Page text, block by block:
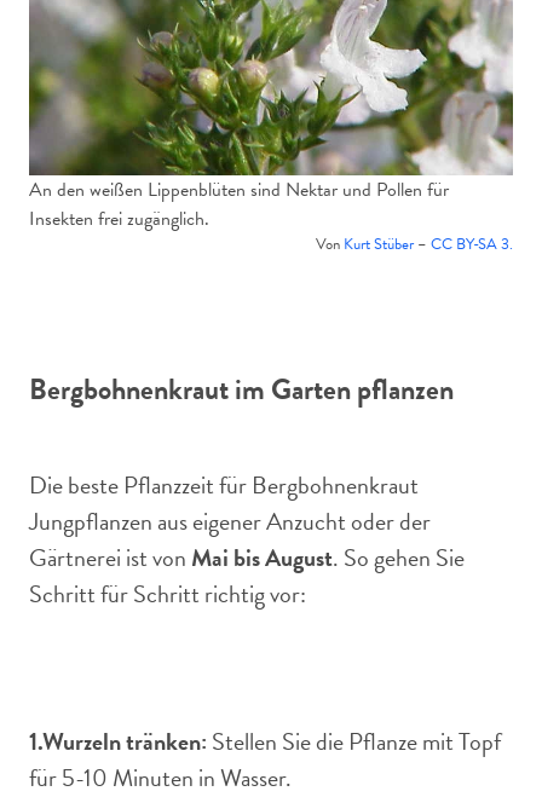
An den weißen Lippenblüten sind Nektar und Pollen für
Insekten frei zugänglich.
Von Kurt Stüber– CC BY-SA 3.
Bergbohnenkraut im Garten pflanzen
Die beste Pflanzzeit für Bergbohnenkraut
Jungpflanzen aus eigener Anzucht oder der
Gärtnerei ist von Mai bis August. So gehen Sie
Schritt für Schritt richtig vor:
1.Wurzeln tränken: Stellen Sie die Pflanze mit Topf
für 5-10 Minuten in Wasser.